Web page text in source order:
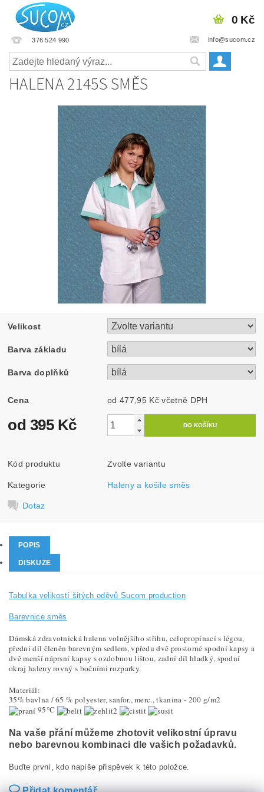
376 524 990 info@sucom.cz
0 Kč
HALENA 2145S SMĚS
Velikost
Barva základu
Barva doplňků
Cena od 477,95 Kčvčetně DPH
od 395 Kč
Kód produktu Zvolte variantu
Kategorie Haleny a košile směs
Dotaz
POPIS
DISKUZE
Tabulka velikostí šitých oděvů Sucom production
Barevnice směs
Dámská zdravotnická halena volnějšího střihu, celopropínací s légou,
přední díl členěn barevným sedlem, vpředu dvě prostorné spodní kapsy a
dvě menší náprsní kapsy s ozdobnou lištou, zadní díl hladký, spodní
okraj haleny rovný s bočními rozparky.
Materiál:
35% bavlna / 65 % polyester, sanfor., merc., tkanina - 200 g/m2
95°C
Na vaše přání můžeme zhotovit velikostní úpravu
nebo barevnou kombinaci dle vašich požadavků.
Buďte první, kdo napíše příspěvek k této položce.